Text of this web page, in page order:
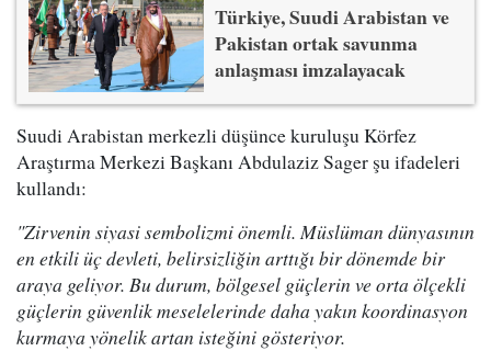
Türkiye, Suudi Arabistan ve
Pakistan ortak savunma
anlaşması imzalayacak
Suudi Arabistan merkezli düşünce kuruluşu Körfez
Araştırma Merkezi Başkanı Abdulaziz Sager şu ifadeleri
kullandı:
"Zirvenin siyasi sembolizmi önemli. Müslüman dünyasının
en etkili üç devleti, belirsizliğin arttığı bir dönemde bir
araya geliyor. Bu durum, bölgesel güçlerin ve orta ölçekli
güçlerin güvenlik meselelerinde daha yakın koordinasyon
kurmaya yönelik artan isteğini gösteriyor.